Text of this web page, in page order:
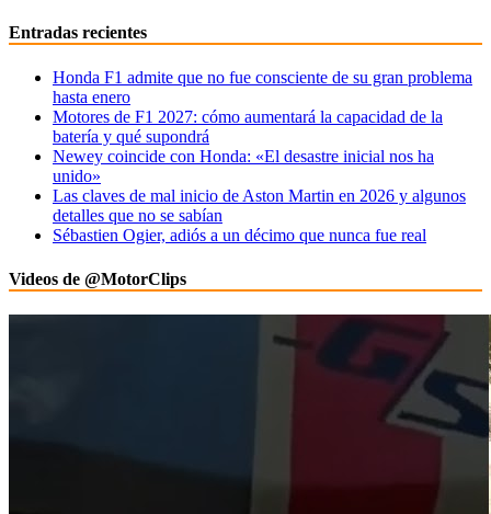
Entradas recientes
Honda F1 admite que no fue consciente de su gran problema
hasta enero
Motores de F1 2027: cómo aumentará la capacidad de la
batería y qué supondrá
Newey coincide con Honda: «El desastre inicial nos ha
unido»
Las claves de mal inicio de Aston Martin en 2026 y algunos
detalles que no se sabían
Sébastien Ogier, adiós a un décimo que nunca fue real
Videos de @MotorClips